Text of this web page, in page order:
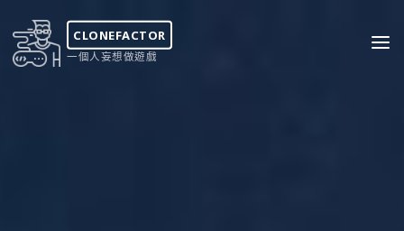
content
CLONEFACTOR
一個人妄想做遊戲